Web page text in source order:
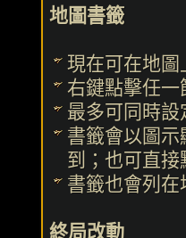
地圖書籤
現在可在地圖
右鍵點擊任一
最多可同時設
書籤會以圖
到；也可直
書籤也會列
終局改動